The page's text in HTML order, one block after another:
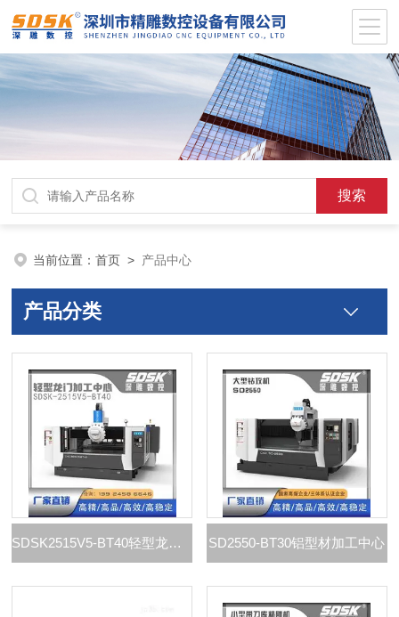
当前位置：首页 > 产品中心
产品分类
SDSK2515V5-BT40轻型龙门加工中心 SD2550-BT30铝型材加工中心